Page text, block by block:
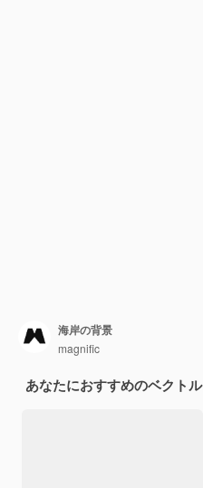
海岸の背景
magnific
あなたにおすすめのベクトル